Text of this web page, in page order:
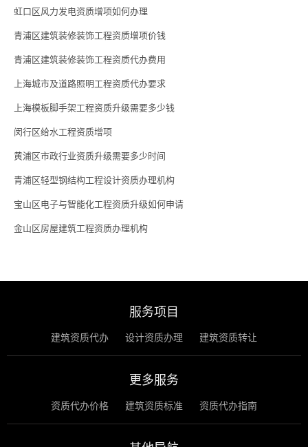
虹口区风力发电资质增项如何办理
青浦区建筑装修装饰工程资质增项价钱
青浦区建筑装修装饰工程资质代办费用
上海城市及道路照明工程资质代办要求
上海模板脚手架工程资质升级需要多少钱
闵行区给水工程资质增项
黄浦区市政行业资质升级需要多少时间
青浦区轻型钢结构工程设计资质办理机构
宝山区电子与智能化工程资质升级如何申请
金山区房屋建筑工程资质办理机构
服务项目
建筑资质代办 设计资质办理 建筑资质转让
更多服务
资质代办价格 建筑资质标准 资质代办指南